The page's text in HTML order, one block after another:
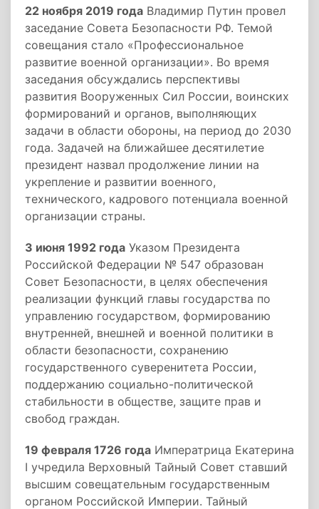
22 ноября 2019 года Владимир Путин провел
заседание Совета Безопасности РФ. Темой
совещания стало «Профессиональное
развитие военной организации». Во время
заседания обсуждались перспективы
развития Вооруженных Сил России, воинских
формирований и органов, выполняющих
задачи в области обороны, на период до 2030
года. Задачей на ближайшее десятилетие
президент назвал продолжение линии на
укрепление и развитии военного,
технического, кадрового потенциала военной
организации страны.
3 июня 1992 года Указом Президента
Российской Федерации № 547 образован
Совет Безопасности, в целях обеспечения
реализации функций главы государства по
управлению государством, формированию
внутренней, внешней и военной политики в
области безопасности, сохранению
государственного суверенитета России,
поддержанию социально-политической
стабильности в обществе, защите прав и
свобод граждан.
19 февраля 1726 года Императрица Екатерина
I учредила Верховный Тайный Совет ставший
высшим совещательным государственным
органом Российской Империи. Тайный